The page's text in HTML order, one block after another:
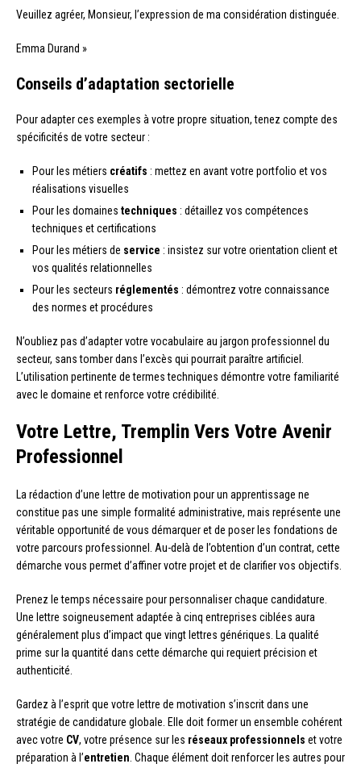
Veuillez agréer, Monsieur, l’expression de ma considération distinguée.
Emma Durand »
Conseils d’adaptation sectorielle
Pour adapter ces exemples à votre propre situation, tenez compte des
spécificités de votre secteur :
Pour les métiers créatifs : mettez en avant votre portfolio et vos
réalisations visuelles
Pour les domaines techniques : détaillez vos compétences
techniques et certifications
Pour les métiers de service : insistez sur votre orientation client et
vos qualités relationnelles
Pour les secteurs réglementés : démontrez votre connaissance
des normes et procédures
N’oubliez pas d’adapter votre vocabulaire au jargon professionnel du
secteur, sans tomber dans l’excès qui pourrait paraître artificiel.
L’utilisation pertinente de termes techniques démontre votre familiarité
avec le domaine et renforce votre crédibilité.
Votre Lettre, Tremplin Vers Votre Avenir
Professionnel
La rédaction d’une lettre de motivation pour un apprentissage ne
constitue pas une simple formalité administrative, mais représente une
véritable opportunité de vous démarquer et de poser les fondations de
votre parcours professionnel. Au-delà de l’obtention d’un contrat, cette
démarche vous permet d’affiner votre projet et de clarifier vos objectifs.
Prenez le temps nécessaire pour personnaliser chaque candidature.
Une lettre soigneusement adaptée à cinq entreprises ciblées aura
généralement plus d’impact que vingt lettres génériques. La qualité
prime sur la quantité dans cette démarche qui requiert précision et
authenticité.
Gardez à l’esprit que votre lettre de motivation s’inscrit dans une
stratégie de candidature globale. Elle doit former un ensemble cohérent
avec votre CV, votre présence sur les réseaux professionnels et votre
préparation à l’entretien . Chaque élément doit renforcer les autres pour